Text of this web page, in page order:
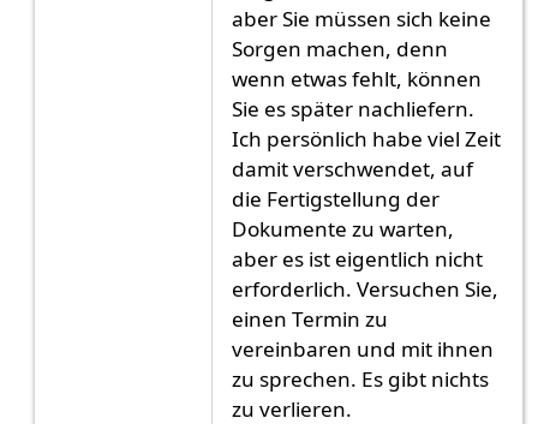
aber Sie müssen sich keine
Sorgen machen, denn
wenn etwas fehlt, können
Sie es später nachliefern.
Ich persönlich habe viel Zeit
damit verschwendet, auf
die Fertigstellung der
Dokumente zu warten,
aber es ist eigentlich nicht
erforderlich. Versuchen Sie,
einen Termin zu
vereinbaren und mit ihnen
zu sprechen. Es gibt nichts
zu verlieren.